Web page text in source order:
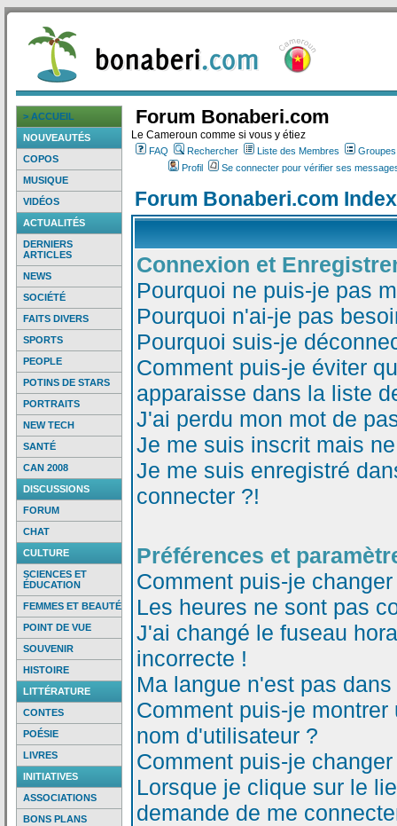
> ACCUEIL
NOUVEAUTÉS
COPOS
MUSIQUE
VIDÉOS
ACTUALITÉS
DERNIERS
ARTICLES
NEWS
SOCIÉTÉ
FAITS DIVERS
SPORTS
PEOPLE
POTINS DE STARS
PORTRAITS
NEW TECH
SANTÉ
CAN 2008
DISCUSSIONS
FORUM
CHAT
CULTURE
SCIENCES ET
ÉDUCATION
FEMMES ET BEAUTÉ
POINT DE VUE
SOUVENIR
HISTOIRE
LITTÉRATURE
CONTES
POÉSIE
LIVRES
INITIATIVES
ASSOCIATIONS
BONS PLANS
Forum Bonaberi.com
Le Cameroun comme si vous y étiez
FAQ Rechercher Liste des Membres
Profil
Se connecter pour vérifier ses
Forum Bonaberi.com
Connexion et
Pourquoi ne puis-je pas
Pourquoi n'ai-je pas
Pourquoi suis-je
Comment puis-je éviter
apparaisse dans la liste
J'ai perdu mon mot de
Je me suis inscrit mais
Je me suis enregistré
connecter ?!
Préférences et
Comment puis-je
Les heures ne sont pas
J'ai changé le fuseau
incorrecte !
Ma langue n'est pas
Comment puis-je
nom d'utilisateur ?
Comment puis-je
Lorsque je clique sur le
demande de me